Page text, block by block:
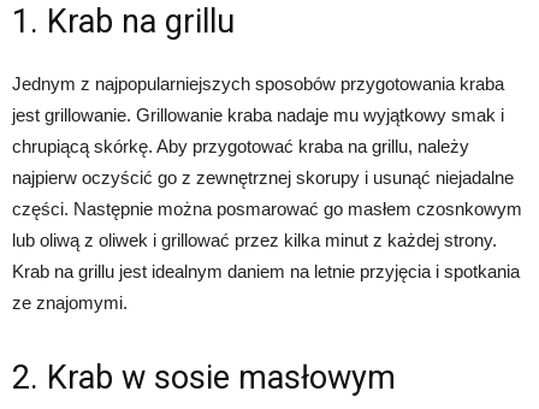
1. Krab na grillu
Jednym z najpopularniejszych sposobów przygotowania kraba
jest grillowanie. Grillowanie kraba nadaje mu wyjątkowy smak i
chrupiącą skórkę. Aby przygotować kraba na grillu, należy
najpierw oczyścić go z zewnętrznej skorupy i usunąć niejadalne
części. Następnie można posmarować go masłem czosnkowym
lub oliwą z oliwek i grillować przez kilka minut z każdej strony.
Krab na grillu jest idealnym daniem na letnie przyjęcia i spotkania
ze znajomymi.
2. Krab w sosie masłowym